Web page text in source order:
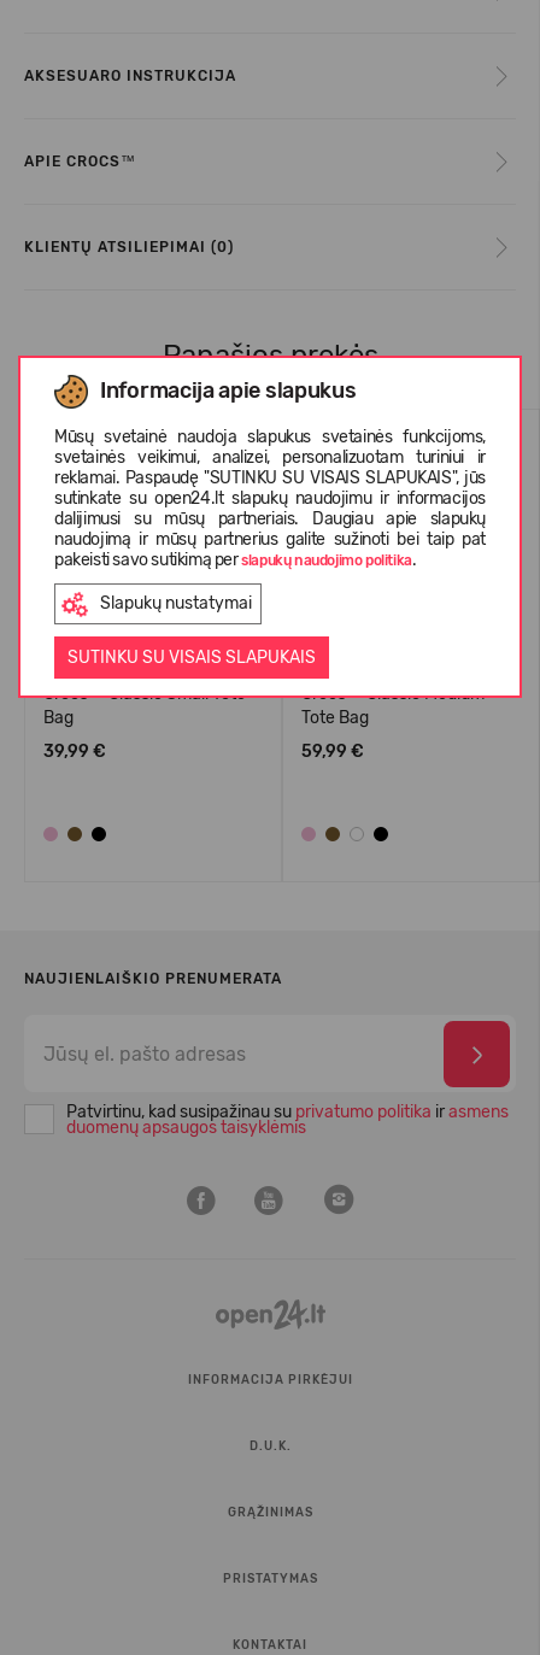
Informacija apie slapukus
Mūsų svetainė naudoja slapukus svetainės funkcijoms,
svetainės veikimui, analizei, personalizuotam turiniui ir
reklamai. Paspaudę "SUTINKU SU VISAIS SLAPUKAIS", jūs
sutinkate su open24.lt slapukų naudojimu ir informacijos
dalijimusi su mūsų partneriais. Daugiau apie slapukų
naudojimą ir mūsų partnerius galite sužinoti bei taip pat
pakeisti savo sutikimą perslapukų naudojimo politika.
Slapukų nustatymai
SUTINKU SU VISAIS SLAPUKAIS
AKSESUARO INSTRUKCIJA
APIE CROCS™
KLIENTŲ ATSILIEPIMAI (0)
Panašios prekės
Crocs™ Classic Small Tote
Bag
39,99 €
Crocs™ Classic Medium
Tote Bag
59,99 €
NAUJIENLAIŠKIO PRENUMERATA
Patvirtinu, kad susipažinau su privatumo politika irasmens
duomenų apsaugos taisyklėmis
INFORMACIJA PIRKĖJUI
D.U.K.
GRĄŽINIMAS
PRISTATYMAS
KONTAKTAI